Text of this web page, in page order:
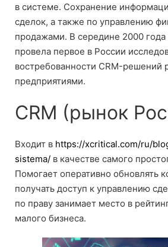
в системе. Сохранение
сделок, а также по управлению
продажами. В середине 2000 года
провела первое в России
востребованности CRM-решений
предприятиями.
CRM (рынок
Входит в https://xcritical.com/ru/
sistema/ в качестве самого
Помогает оперативно обновлять
получать доступ к управлению
по праву занимает место в
малого бизнеса.